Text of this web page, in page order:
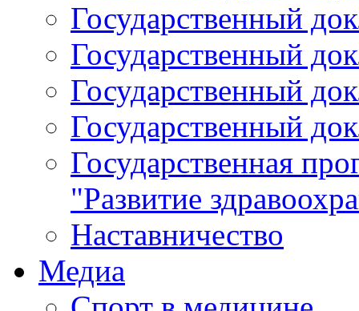
Государственный
Государственный
Государственный
Государственный
Государственная
"Развитие
Наставничество
Медиа